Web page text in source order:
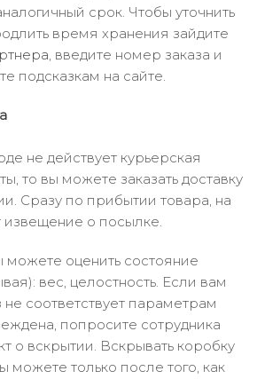
срок. Чтобы уточнить
время хранения зайдите
, введите номер заказа и
подсказкам на сайте.
не действует курьерская
то вы можете заказать доставку
Сразу по прибытии товара, на
о посылке.
оценить состояние
вес, целостность. Если вам
не соответствует параметрам
попросите сотрудника
о вскрытии. Вскрывать коробку
можете только после того, как